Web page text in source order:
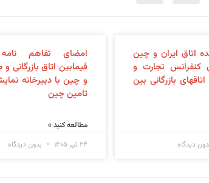
اتاق ایران و چین
کنفرانس تجارت و
بازرگانی بین
دیدگاه
امضای تفاهم
فیمابین اتاق بازرگانی و
و چین با دبیرخانه
تامین چین
مطالعه کنید »
۲۴ تیر ۱۴۰۵
بدون دیدگاه